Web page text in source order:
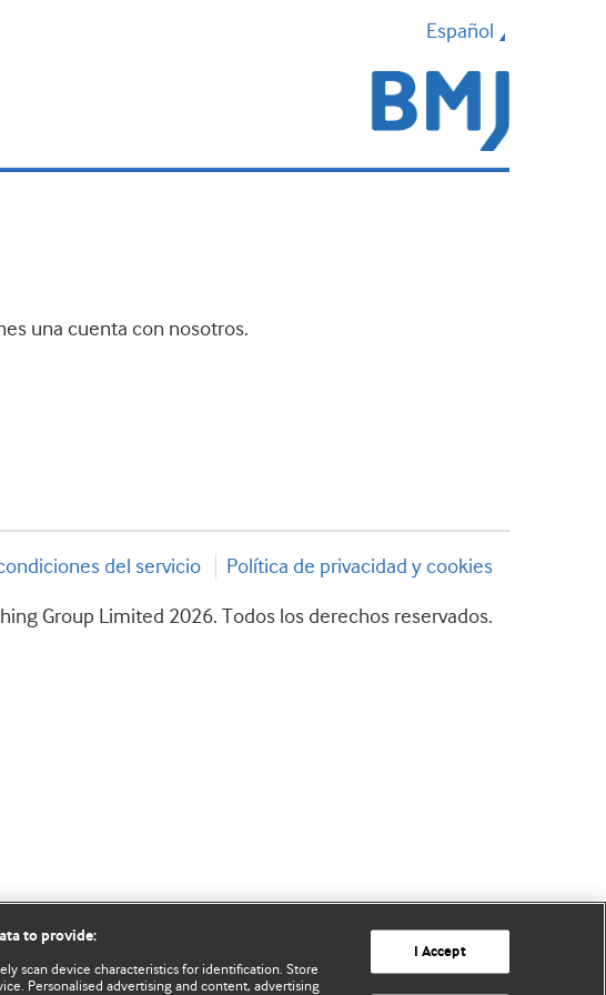
Español
una cuenta con nosotros.
del servicio Política de privacidad y cookies
Group Limited 2026. Todos los derechos reservados.
to provide:
scan device characteristics for identification. Store
Personalised advertising and content, advertising
I Accept